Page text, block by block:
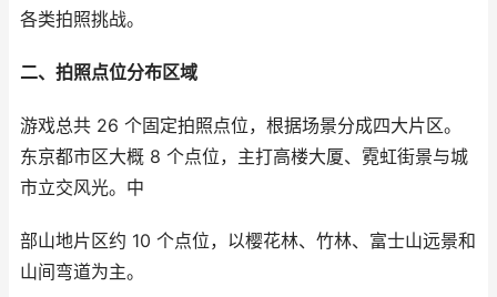
各类拍照挑战。
二、拍照点位分布区域
游戏总共 26 个固定拍照点位，根据场景分成四大片区。
东京都市区大概 8 个点位，主打高楼大厦、霓虹街景与城
市立交风光。中
部山地片区约 10 个点位，以樱花林、竹林、富士山远景和
山间弯道为主。